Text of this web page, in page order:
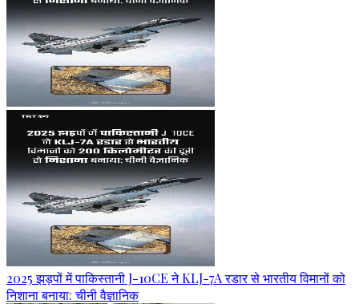
2025 झड़पों में पाकिस्तानी J-10CE ने KLJ-7A रडार से भारतीय विमानों को
निशाना बनाया: चीनी वैज्ञानिक